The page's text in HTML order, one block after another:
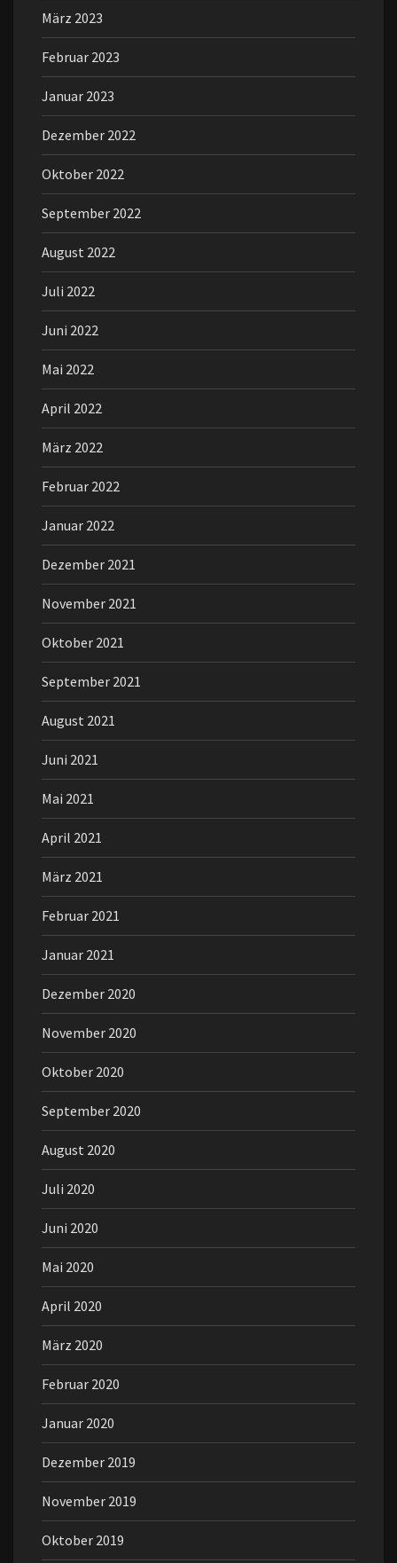
März 2023
Februar 2023
Januar 2023
Dezember 2022
Oktober 2022
September 2022
August 2022
Juli 2022
Juni 2022
Mai 2022
April 2022
März 2022
Februar 2022
Januar 2022
Dezember 2021
November 2021
Oktober 2021
September 2021
August 2021
Juni 2021
Mai 2021
April 2021
März 2021
Februar 2021
Januar 2021
Dezember 2020
November 2020
Oktober 2020
September 2020
August 2020
Juli 2020
Juni 2020
Mai 2020
April 2020
März 2020
Februar 2020
Januar 2020
Dezember 2019
November 2019
Oktober 2019